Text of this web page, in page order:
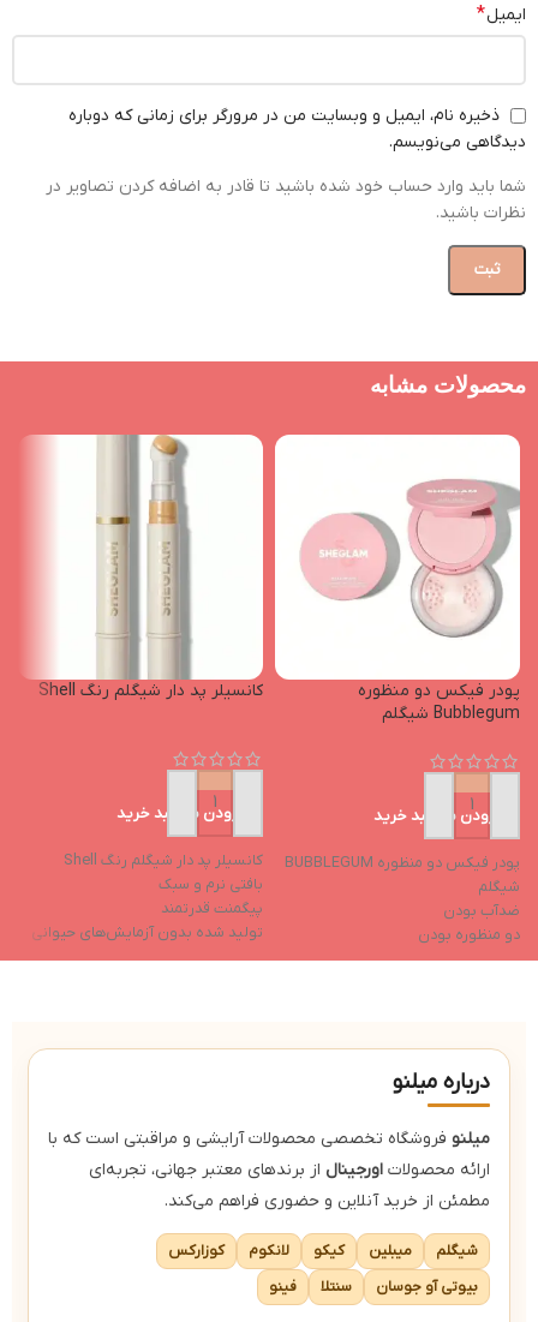
ایمیل*
ذخیره نام، ایمیل و وبسایت من در مرورگر برای زمانی که دوباره
دیدگاهی می‌نویسم.
شما باید وارد حساب خود شده باشید تا قادر به اضافه کردن تصاویر در
نظرات باشید.
محصولات مشابه
پودر فیکس دو منظوره
Bubblegum شیگلم
افزودن به سبد خرید
پودر فیکس دو منظوره BUBBLEGUM
شیگلم
ضدآب بودن
دو منظوره بودن
ترکیبات مرطوب‌کننده
کانسیلر پد دار شیگلم رنگ Shell
افزودن به سبد خرید
کانسیلر پد دار شیگلم رنگ Shell
بافتی نرم و سبک
پیگمنت قدرتمند
تولید شده بدون آزمایش‌های حیوانی
خواص مرطوب‌کننده
درباره میلنو
میلنو فروشگاه تخصصی محصولات آرایشی و مراقبتی است که با
ارائه محصولات اورجینال از برندهای معتبر جهانی، تجربه‌ای
مطمئن از خرید آنلاین و حضوری فراهم می‌کند.
شیگلم میبلین کیکو لانکوم
کوزارکس
بیوتی آو جوسان
سنتلا فینو